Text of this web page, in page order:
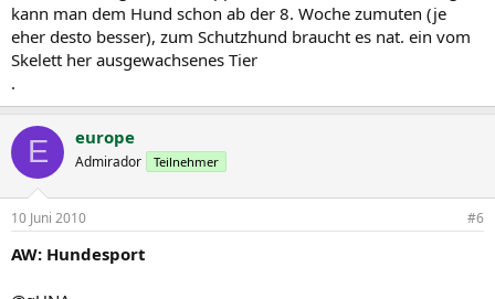
kann man dem Hund schon ab der 8. Woche zumuten (je
eher desto besser), zum Schutzhund braucht es nat. ein vom
Skelett her ausgewachsenes Tier
.
E europe
Admirador Teilnehmer
10 Juni 2010 #6
AW: Hundesport